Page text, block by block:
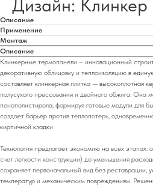
Дизайн: Клинкер
Описание
Применение
Монтаж
Описание
Клинкерные термопанели – инновационный
декоративную облицовку и теплоизоляцию в
составляет клинкерная плитка — высокоплотная
полусухого прессования и двойного обжига. Она
пенополистирола, формируя готовые модули для
создает барьер против теплопотерь,
кирпичной кладки.
Технология предлагает экономию на всех
счет легкости конструкции) до уменьшения
сохраняет первоначальный вид без
температур и механическим повреждениям.